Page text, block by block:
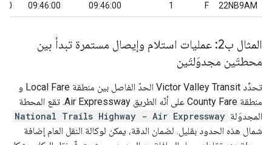
22NB9AM
F
1
09:46:00
09:46:00
0
المثال ب2: عمليات استلام وإيصال مستمرة تبدأ بين
محطتَين مجدوَلتَين
تحدِّد Victor Valley Transit الحدّ الفاصل بين منطقة Local Fare و
منطقة County Fare على أنّه الطريق Air Expressway. تقع المحطة
المجدوَلة National Trails Highway - Air Expressway
شمال هذه الحدود بقليل. لضمان الدقة، يمكن لوكالة النقل العام إضافة